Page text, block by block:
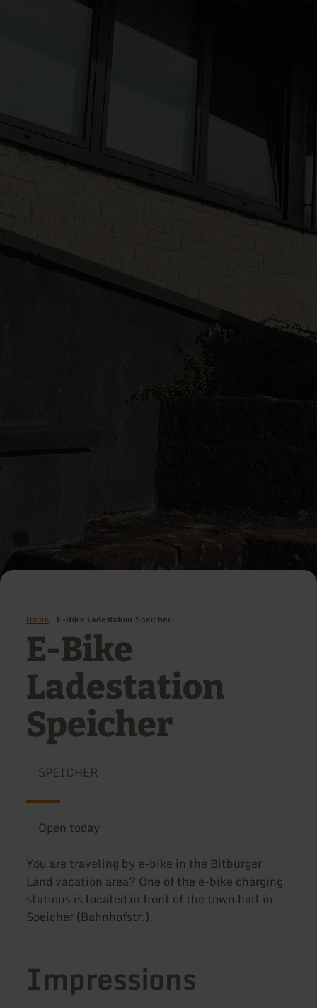
Home E-Bike Ladestation Speicher
E-Bike
Ladestation
Speicher
SPEICHER
Open today
You are traveling by e-bike in the Bitburger
Land vacation area? One of the e-bike charging
stations is located in front of the town hall in
Speicher (Bahnhofstr.).
Impressions